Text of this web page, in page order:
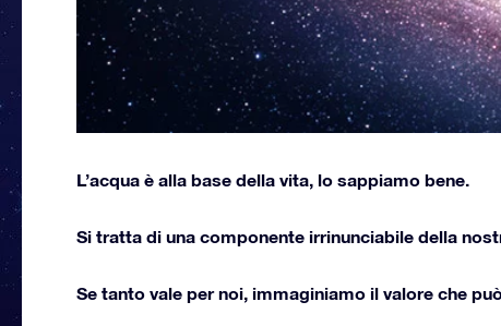
L’acqua è alla base della vita, lo sappiamo bene.
Si tratta di una componente irrinunciabile della
Se tanto vale per noi, immaginiamo il valore che